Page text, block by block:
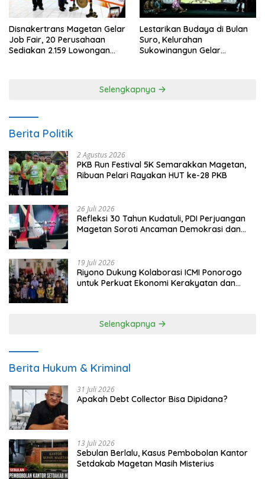
Disnakertrans Magetan Gelar
Job Fair, 20 Perusahaan
Sediakan 2.159 Lowongan
Lestarikan Budaya di Bulan
Suro, Kelurahan
Sukowinangun Gelar
Selengkapnya
Berita Politik
2 Agustus 2026
PKB Run Festival 5K Semarakkan Magetan,
Ribuan Pelari Rayakan HUT ke-28 PKB
26 Juli 2026
Refleksi 30 Tahun Kudatuli, PDI Perjuangan
Magetan Soroti Ancaman Demokrasi dan
19 Juli 2026
Riyono Dukung Kolaborasi ICMI Ponorogo
untuk Perkuat Ekonomi Kerakyatan dan
Selengkapnya
Berita Hukum & Kriminal
31 Juli 2026
Apakah Debt Collector Bisa Dipidana?
13 Juli 2026
Sebulan Berlalu, Kasus Pembobolan Kantor
Setdakab Magetan Masih Misterius